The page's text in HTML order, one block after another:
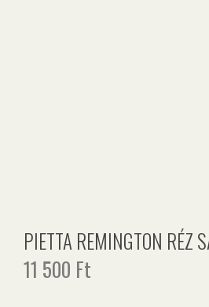
PIETTA REMINGTON RÉZ
11 500 Ft